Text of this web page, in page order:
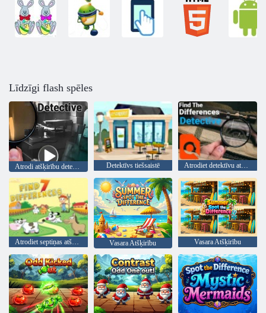
Līdzīgi flash spēles
Atrodi atšķirību detektīvu Detektīvs tiešsaistē Atrodiet detektīvu atšķirības
Atrodiet septiņas atšķirības Vasara Atšķirību Vasara Atšķirību